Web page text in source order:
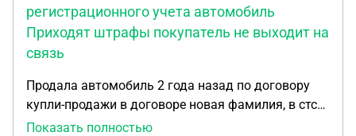
регистрационного учета автомобиль
Приходят штрафы покупатель не выходит на
связь
Продала автомобиль 2 года назад по договору
купли-продажи в договоре новая фамилия, в стс
была моя девичья фамилия. На данный момент
Показать полностью